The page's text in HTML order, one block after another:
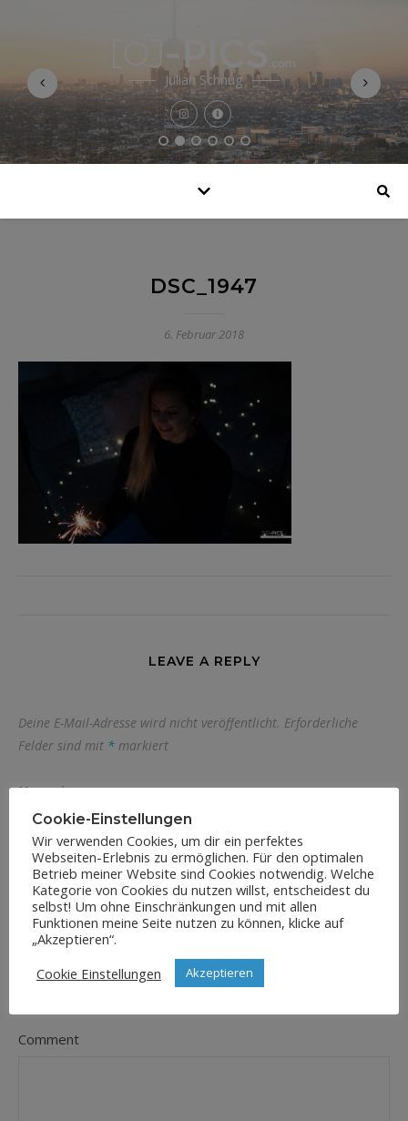
Julian Schnug
DSC_1947
6. Februar 2018
LEAVE A REPLY
Deine E-Mail-Adresse wird nicht veröffentlicht. Erforderliche
Felder sind mit * markiert
Name*
E-Mail-Adresse*
Comment
Cookie-Einstellungen
Wir verwenden Cookies, um dir ein perfektes
Webseiten-Erlebnis zu ermöglichen. Für den optimalen
Betrieb meiner Website sind Cookies notwendig. Welche
Kategorie von Cookies du nutzen willst, entscheidest du
selbst! Um ohne Einschränkungen und mit allen
Funktionen meine Seite nutzen zu können, klicke auf
„Akzeptieren“.
Cookie Einstellungen
Akzeptieren